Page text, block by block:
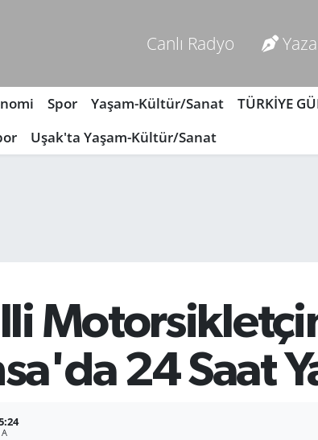
Canlı Radyo
Spor Yaşam-Kültür/Sanat TÜRKİYE
Uşak'ta Yaşam-Kültür/Sanat
24 Saat